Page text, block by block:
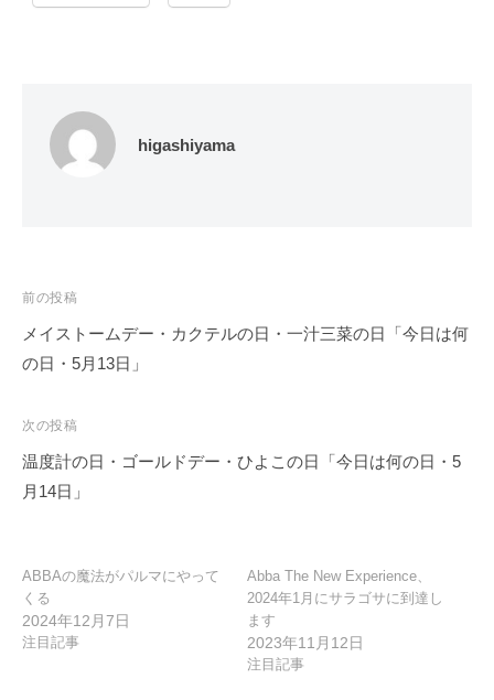
higashiyama
投
稿
ナ
ゲ
ー
シ
前の投稿
メイストームデー・カクテルの日・一汁三菜の日「今日は何
の日・5月13日」
次の投稿
温度計の日・ゴールドデー・ひよこの日「今日は何の日・5
月14日」
ABBAの魔法がパルマにやって
くる
2024年12月7日
注目記事
Abba The New Experience、
2024年1月にサラゴサに到達し
ます
2023年11月12日
注目記事